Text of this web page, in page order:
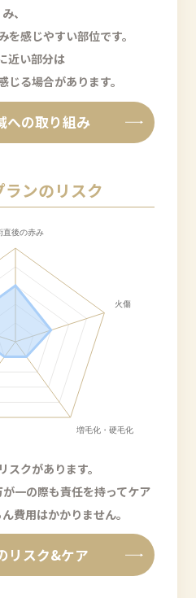
み、
を感じやすい部位です。
近い部分は
じる場合があります。
への取り組み
ンのリスク
スクがあります。
一の際も責任を持ってケア
費用はかかりません。
リスク&ケア